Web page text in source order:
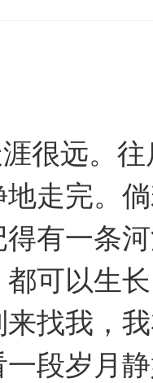
很远。
走完。
有一条
可以生
找我，
段岁月